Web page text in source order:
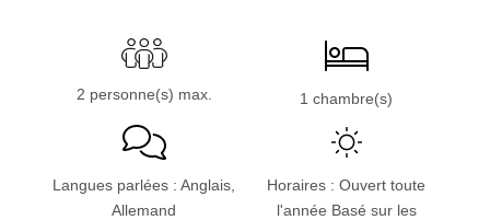
2 personne(s) max. 1 chambre(s)
Langues parlées : Anglais,
Allemand
Horaires : Ouvert toute
l'année Basé sur les